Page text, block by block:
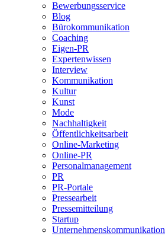
Bewerbungsservice
Blog
Bürokommunikation
Coaching
Eigen-PR
Expertenwissen
Interview
Kommunikation
Kultur
Kunst
Mode
Nachhaltigkeit
Öffentlichkeitsarbeit
Online-Marketing
Online-PR
Personalmanagement
PR
PR-Portale
Pressearbeit
Pressemitteilung
Startup
Unternehmenskommunikation